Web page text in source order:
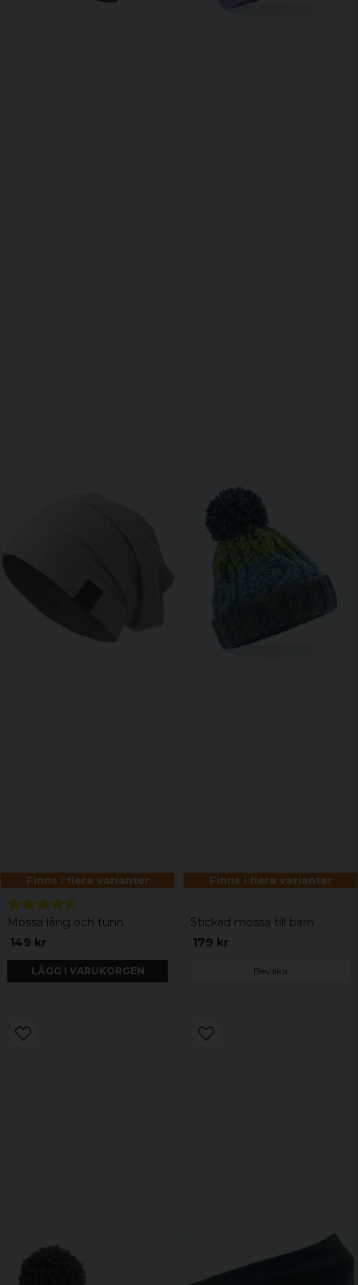
Finns i flera varianter
Mössa lång och tunn
149 kr
LÄGG I VARUKORGEN
Finns i flera varianter
Stickad mössa till barn
179 kr
Bevaka